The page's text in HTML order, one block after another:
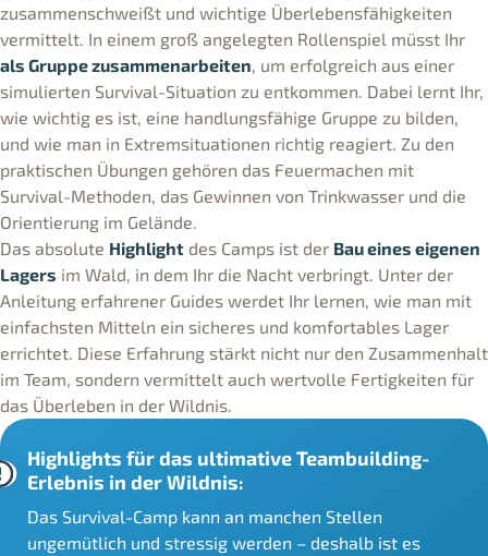
zusammenschweißt und wichtige Überlebensfähigkeiten
vermittelt. In einem groß angelegten Rollenspiel müsst Ihr
als Gruppe zusammenarbeiten, um erfolgreich aus einer
simulierten Survival-Situation zu entkommen. Dabei lernt Ihr,
wie wichtig es ist, eine handlungsfähige Gruppe zu bilden,
und wie man in Extremsituationen richtig reagiert. Zu den
praktischen Übungen gehören das Feuermachen mit
Survival-Methoden, das Gewinnen von Trinkwasser und die
Orientierung im Gelände.
Das absolute Highlight des Camps ist der Bau eines eigenen
Lagers im Wald, in dem Ihr die Nacht verbringt. Unter der
Anleitung erfahrener Guides werdet Ihr lernen, wie man mit
einfachsten Mitteln ein sicheres und komfortables Lager
errichtet. Diese Erfahrung stärkt nicht nur den Zusammenhalt
im Team, sondern vermittelt auch wertvolle Fertigkeiten für
das Überleben in der Wildnis.
Highlights für das ultimative Teambuilding-
Erlebnis in der Wildnis:
Das Survival-Camp kann an manchen Stellen
ungemütlich und stressig werden – deshalb ist es